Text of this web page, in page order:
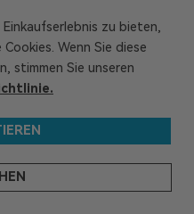
Eigentumsrechte
zu bieten,
Wenn Sie diese
stimmen Sie unseren